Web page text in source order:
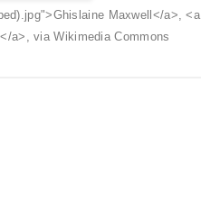
Maxwell</a>, <a
a>, via Wikimedia Commons